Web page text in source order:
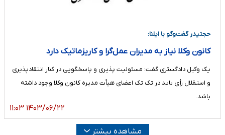
حجتیدر گفت‌وگو با ایلنا:
کانون وکلا نیاز به مدیران عمل‌گرا و کاریزماتیک دارد
یک وکیل دادگستری گفت: مسئولیت پذیری و پاسخگویی در کنار انتقادپذیری
و استقلال رأی باید در تک تک اعضای هیأت مدیره کانون وکلا وجود داشته
باشد.
۱۴۰۳/۰۶/۲۲ ۱۱:۰۳
مشاهده بیشتر